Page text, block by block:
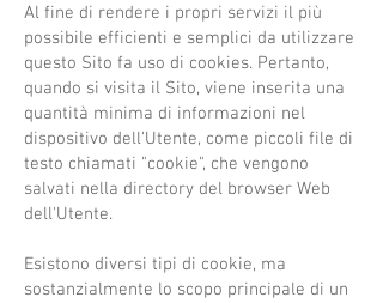
Al fine di rendere i propri servizi il più
possibile efficienti e semplici da utilizzare
questo Sito fa uso di cookies. Pertanto,
quando si visita il Sito, viene inserita una
quantità minima di informazioni nel
dispositivo dell'Utente, come piccoli file di
testo chiamati "cookie", che vengono
salvati nella directory del browser Web
dell'Utente.
Esistono diversi tipi di cookie, ma
sostanzialmente lo scopo principale di un